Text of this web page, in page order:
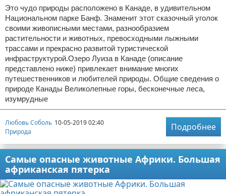
Это чудо природы расположено в Канаде, в удивительном
Национальном парке Банф. Знаменит этот сказочный уголок
своими живописными местами, разнообразием
растительности и животных, превосходными лыжными
трассами и прекрасно развитой туристической
инфраструктурой.Озеро Луиза в Канаде (описание
представлено ниже) привлекает внимание многих
путешественников и любителей природы. Общие сведения о
природе Канады Великолепные горы, бесконечные леса,
изумрудные
Любовь Соболь 10-05-2019 02:40
Природа
Подробнее
Самые опасные животные Африки. Большая
африканская пятерка